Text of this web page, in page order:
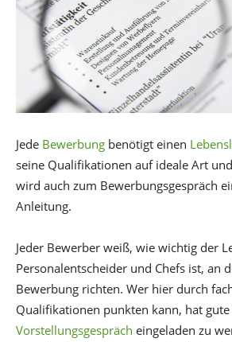
Jede Bewerbung benötigt einen
seine Qualifikationen auf ideale Art
wird auch zum Bewerbungsgespräch
Anleitung.
Jeder Bewerber weiß, wie wichtig der
Personalentscheider und Chefs ist, an
Bewerbung richten. Wer hier durch
Qualifikationen punkten kann, hat gute
Vorstellungsgespräch eingeladen zu